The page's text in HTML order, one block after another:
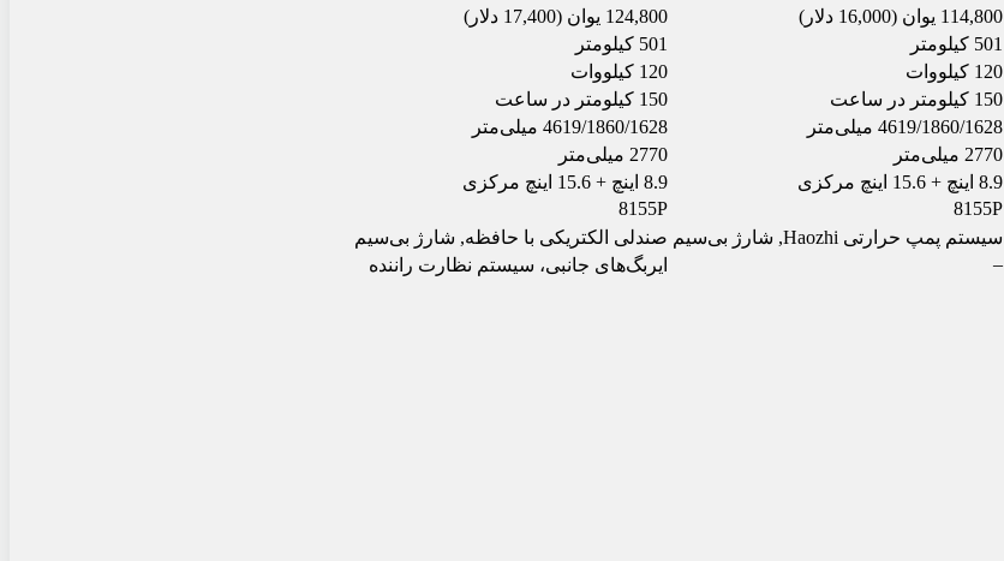
114,800 یوان (16,000 دلار)
124,800 یوان (17,400 دلار)
501 کیلومتر
501 کیلومتر
120 کیلووات
120 کیلووات
150 کیلومتر در ساعت
150 کیلومتر در ساعت
4619/1860/1628 میلی‌متر
4619/1860/1628 میلی‌متر
2770 میلی‌متر
2770 میلی‌متر
8.9 اینچ + 15.6 اینچ مرکزی
8.9 اینچ + 15.6 اینچ مرکزی
8155P
8155P
سیستم پمپ حرارتی Haozhi, شارژ بی‌سیم
صندلی الکتریکی با حافظه, شارژ بی‌سیم
– ایربگ‌های جانبی، سیستم نظارت راننده